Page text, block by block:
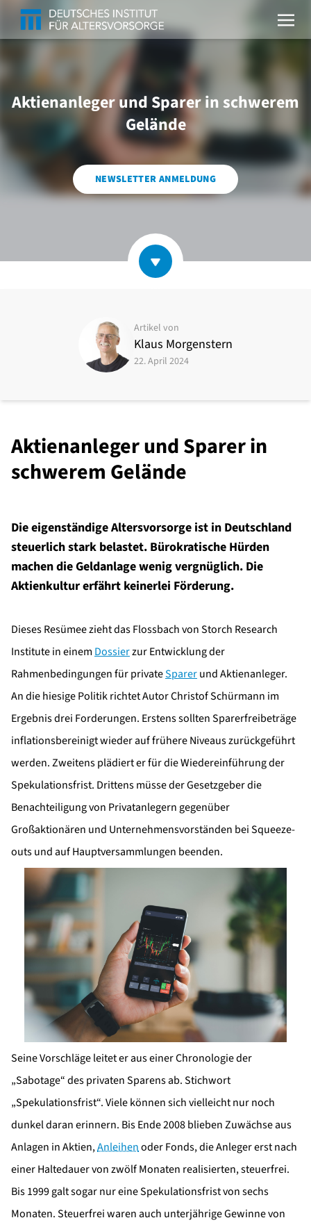
Aktienanleger und Sparer in schwerem
Gelände
NEWSLETTER ANMELDUNG
Artikel von
Klaus Morgenstern
22. April 2024
Aktienanleger und Sparer in
schwerem Gelände
Die eigenständige Altersvorsorge ist in Deutschland
steuerlich stark belastet. Bürokratische Hürden
machen die Geldanlage wenig vergnüglich. Die
Aktienkultur erfährt keinerlei Förderung.
Dieses Resümee zieht das Flossbach von Storch Research
Institute in einem Dossierzur Entwicklung der
Rahmenbedingungen für privateSparerund Aktienanleger.
An die hiesige Politik richtet Autor Christof Schürmann im
Ergebnis drei Forderungen. Erstens sollten Sparerfreibeträge
inflationsbereinigt wieder auf frühere Niveaus zurückgeführt
werden. Zweitens plädiert er für die Wiedereinführung der
Spekulationsfrist. Drittens müsse der Gesetzgeber die
Benachteiligung von Privatanlegern gegenüber
Großaktionären und Unternehmensvorständen bei Squeeze-
outs und auf Hauptversammlungen beenden.
Seine Vorschläge leitet er aus einer Chronologie der
„Sabotage“ des privaten Sparens ab. Stichwort
„Spekulationsfrist“. Viele können sich vielleicht nur noch
dunkel daran erinnern. Bis Ende 2008 blieben Zuwächse aus
Anlagen in Aktien,Anleihenoder Fonds, die Anleger erst nach
einer Haltedauer von zwölf Monaten realisierten, steuerfrei.
Bis 1999 galt sogar nur eine Spekulationsfrist von sechs
Monaten. Steuerfrei waren auch unterjährige Gewinne von